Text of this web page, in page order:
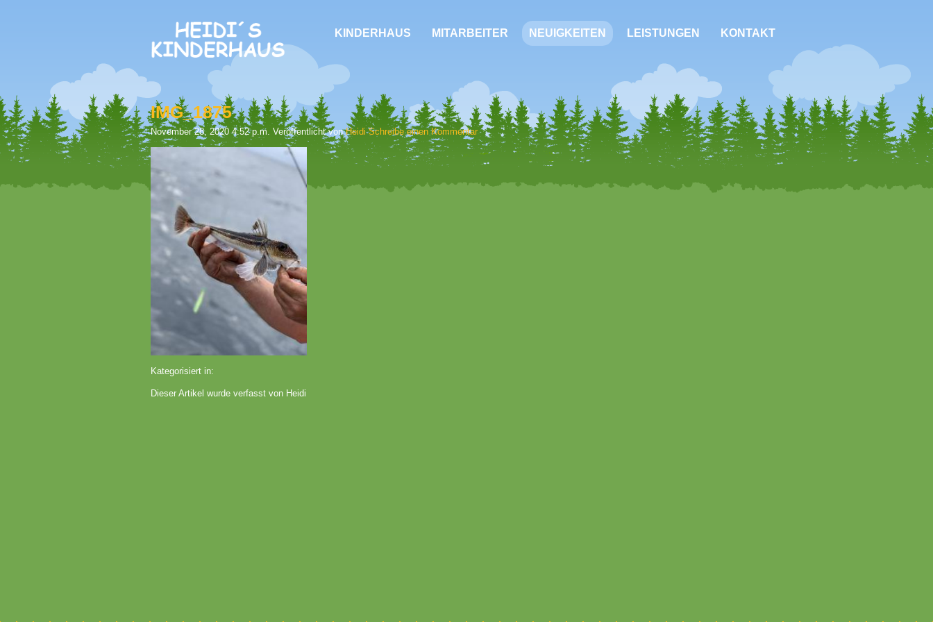
KINDERHAUS MITARBEITER NEUIGKEITEN LEISTUNGEN KONTAKT
IMG_1875
November 28, 2020 4:52 p.m. Veröffentlicht vonHeidi Schreibe einen Kommentar
Kategorisiert in:
Dieser Artikel wurde verfasst von Heidi